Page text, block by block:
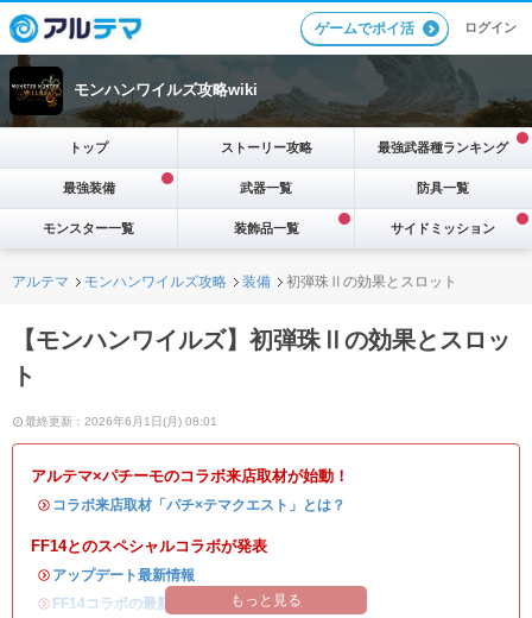
ゲームでポイ活 ログイン
モンハンワイルズ攻略wiki
トップ ストーリー攻略 最強武器種ランキング
最強装備 武器一覧 防具一覧
モンスター一覧 装飾品一覧 サイドミッション
アルテマ モンハンワイルズ攻略 装備 初弾珠Ⅱの効果とスロット
【モンハンワイルズ】初弾珠Ⅱの効果とスロッ
ト
最終更新：2026年6月1日(月) 08:01
アルテマ×パチーモのコラボ来店取材が始動！
・ コラボ来店取材「パチ×テマクエスト」とは？
FF14とのスペシャルコラボが発表
・ アップデート最新情報
・ FF14コラボの最新情報 オメガ・プラネテス攻略
もっと見る